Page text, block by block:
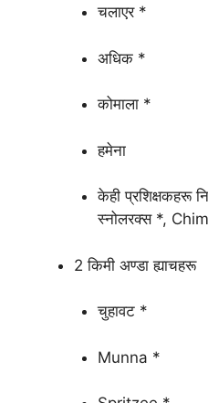
चलाएर *
अधिक *
कोमाला *
हमेना
केही प्रशिक्षकहरू
स्नोलरक्स *,
2 किमी अण्डा ह्याचहरू
चुहावट *
Munna *